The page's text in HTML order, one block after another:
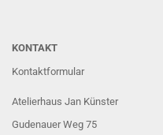
KONTAKT
Kontaktformular
Atelierhaus Jan Künster
Gudenauer Weg 75